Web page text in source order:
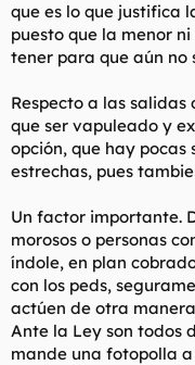
También
tú que eres vigilante lo
afectada va a
Luego en este video su
pero en otros videos
planificada con el
días antes se ha
Después, es un tío que
Sabes por qué le
tipo le responde
corporal muy
Tú que eres vigilante lo
escaqueado.
que es lo que justifica
puesto que la menor
tener para que aún no
Respecto a las salidas
que ser vapuleado y
opción, que hay pocas
estrechas, pues
Un factor importante.
morosos o personas
índole, en plan
con los peds,
actúen de otra manera
Ante la Ley son todos
mande una fotopolla